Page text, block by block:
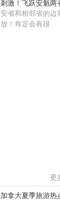
刺激！飞跃安魁两
安省和相邻省的边
放！肯定会有很
更
加拿大夏季旅游热